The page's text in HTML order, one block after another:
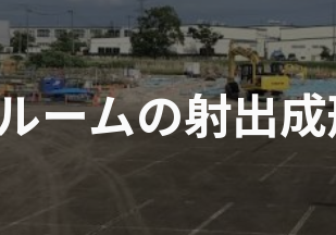
ームの射出